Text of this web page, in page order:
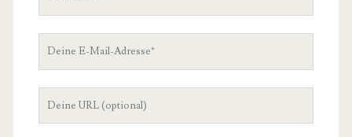
Adresse